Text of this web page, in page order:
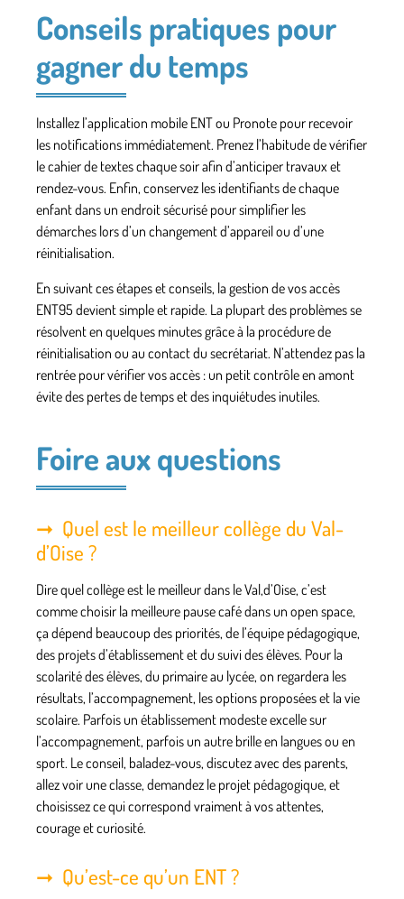
Conseils pratiques pour
gagner du temps
Installez l’application mobile ENT ou Pronote pour recevoir
les notifications immédiatement. Prenez l’habitude de vérifier
le cahier de textes chaque soir afin d’anticiper travaux et
rendez-vous. Enfin, conservez les identifiants de chaque
enfant dans un endroit sécurisé pour simplifier les
démarches lors d’un changement d’appareil ou d’une
réinitialisation.
En suivant ces étapes et conseils, la gestion de vos accès
ENT95 devient simple et rapide. La plupart des problèmes se
résolvent en quelques minutes grâce à la procédure de
réinitialisation ou au contact du secrétariat. N’attendez pas la
rentrée pour vérifier vos accès : un petit contrôle en amont
évite des pertes de temps et des inquiétudes inutiles.
Foire aux questions
Quel est le meilleur collège du Val-
d’Oise ?
Dire quel collège est le meilleur dans le Val,d’Oise, c’est
comme choisir la meilleure pause café dans un open space,
ça dépend beaucoup des priorités, de l’équipe pédagogique,
des projets d’établissement et du suivi des élèves. Pour la
scolarité des élèves, du primaire au lycée, on regardera les
résultats, l’accompagnement, les options proposées et la vie
scolaire. Parfois un établissement modeste excelle sur
l’accompagnement, parfois un autre brille en langues ou en
sport. Le conseil, baladez-vous, discutez avec des parents,
allez voir une classe, demandez le projet pédagogique, et
choisissez ce qui correspond vraiment à vos attentes,
courage et curiosité.
Qu’est-ce qu’un ENT ?